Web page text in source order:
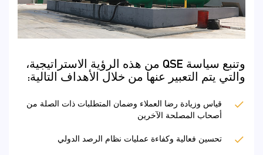
وتنبع سياسة QSE من هذه الرؤية الاستراتيجية،
والتي يتم التعبير عنها من خلال الأهداف التالية:
قياس وزيادة رضا العملاء وضمان المتطلبات ذات الصلة من
أصحاب المصلحة الآخرين
تحسين فعالية وكفاءة عمليات نظام الرصد الدولي